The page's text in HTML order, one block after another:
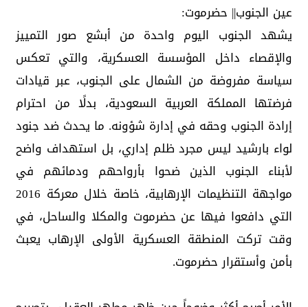
عين الجنوب|| حضرموت:
يشهد الجنوب اليوم واحدة من أبشع صور التمييز
والإقصاء داخل المؤسسة العسكرية، والتي تعكس
سياسة مفروضة من الشمال على الجنوب، عبر قيادات
فرضتها المملكة العربية السعودية، بدلًا من احترام
إرادة الجنوب وحقه في إدارة شؤونه. ما يحدث ضد جنود
لواء بارشيد ليس مجرد ظلم إداري، بل استهداف واضح
لأبناء الجنوب الذين ضحوا بأرواحهم ودمائهم في
مواجهة التنظيمات الإرهابية، خاصة خلال معركة 2016
التي دافعوا فيها عن حضرموت والمكلا والساحل، في
وقت تركت المنطقة العسكرية الأولى الإرهاب يعبث
بأمن وأستقرار حضرموت.